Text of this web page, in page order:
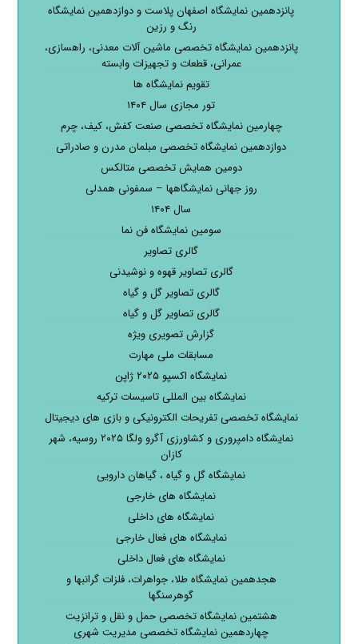
پانزدهمین نمایشگاه اصفهان پلاست و دوازدهمین نمایشگاه
رنگ و رزین
پانزدهمین نمایشگاه تخصصی ماشین آلات معدنی، راهسازی،
عمرانی، قطعات و تجهیزات وابسته
تقویم نمایشگاه ها
تور مجازی سال ۱۴۰۴
چهارمین نمایشگاه تخصصی صنعت کفش، کیف، چرم
دوازدهمین نمایشگاه تخصصی مبلمان مدرن و صادراتی
دومین همایش تخصصی متالکس
روز جهانی نمایشگاهها – سمفونی همدلی
سال ۱۴۰۴
سومین نمایشگاه فن نما
گالری تصاویر
گالری تصاویر قهوه و نوشیدنی
گالری تصاویر گل و گیاه
گالری تصاویر گل و گیاه
گزارش تصویری ویژه
مسابقات ملی مهارت
نمایشگاه اکسپو ۲۰۲۵ ژاپن
نمایشگاه بین المللی تاسیسات ترکیه
نمایشگاه تخصصی تفریحات الکترونیکی و بازی های دیجیتال
نمایشگاه دامپروری و کشاورزی آگرو ولگا ۲۰۲۵ روسیه، شهر
کازان
نمایشگاه گل و گیاه ، گیاهان دارویی
نمایشگاه های خارجی
نمایشگاه های داخلی
نمایشگاه های فعال خارجی
نمایشگاه های فعال داخلی
هجدهمین نمایشگاه طلا، جواهرات، فلزات گرانبها و
گوهرسنگها
هشتمین نمایشگاه تخصصی حمل و نقل و ترانزیت
چهاردهمین نمایشگاه تخصصی مدیریت شهری